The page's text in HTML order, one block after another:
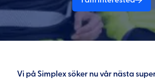
Vi på Simplex söker nu vår nästa